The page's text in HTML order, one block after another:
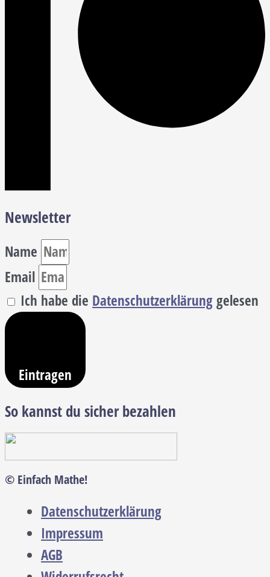
Newsletter
Name
Email
Ich habe die Datenschutzerklärunggelesen
Eintragen
So kannst du sicher bezahlen
© Einfach Mathe!
Datenschutzerklärung
Impressum
AGB